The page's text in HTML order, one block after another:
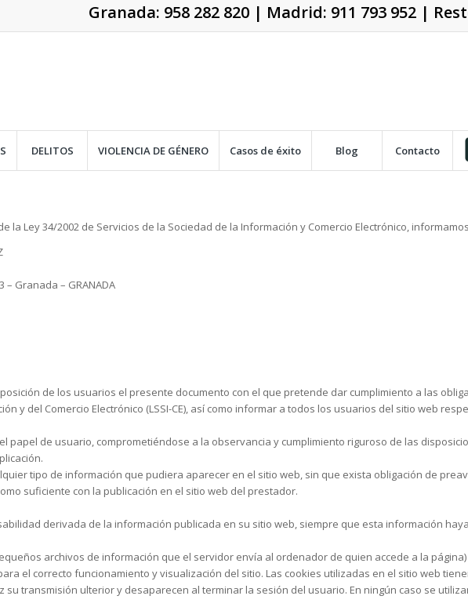
Granada: 958 282 820| Madrid: 911 793 952|
DELITOS VIOLENCIA DE GÉNERO Casos de éxito Blog Contacto
la Ley 34/2002 de Servicios de la Sociedad de la Información y Comercio Electrónico,
– Granada – GRANADA
de los usuarios el presente documento con el que pretende dar cumplimiento a las
y del Comercio Electrónico (LSSI-CE), así como informar a todos los usuarios del sitio web
papel de usuario, comprometiéndose a la observancia y cumplimiento riguroso de las
tipo de información que pudiera aparecer en el sitio web, sin que exista obligación de
suficiente con la publicación en el sitio web del prestador.
derivada de la información publicada en su sitio web, siempre que esta información
archivos de información que el servidor envía al ordenador de quien accede a la
el correcto funcionamiento y visualización del sitio. Las cookies utilizadas en el sitio web
transmisión ulterior y desaparecen al terminar la sesión del usuario. En ningún caso se